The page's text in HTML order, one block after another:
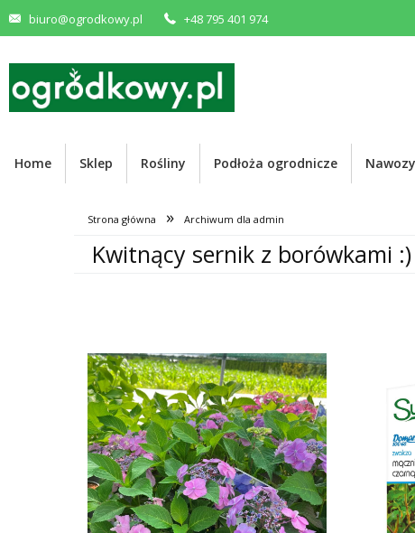
biuro@ogrodkowy.pl +48 795 401 974
Home Sklep Rośliny Podłoża ogrodnicze Nawozy
Strona główna » Archiwum dla admin
Kwitnący sernik z borówkami :)